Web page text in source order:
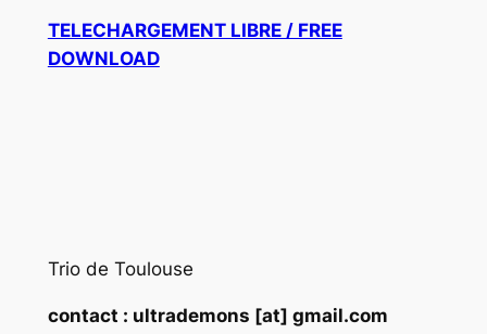
TELECHARGEMENT LIBRE / FREE
DOWNLOAD
Trio de Toulouse
contact : ultrademons [at] gmail.com